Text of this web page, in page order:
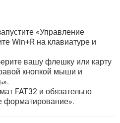
«Управление
Win+R на клавиатуре и
вашу флешку или карту
кнопкой мыши и
FAT32 и обязательно
форматирование».